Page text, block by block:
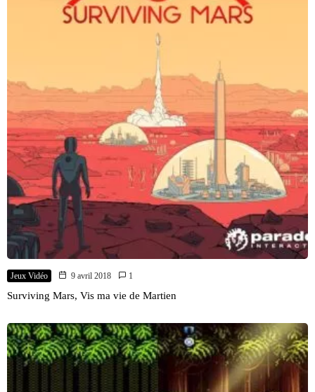
Jeux Vidéo 9 avril 2018 1
Surviving Mars, Vis ma vie de Martien